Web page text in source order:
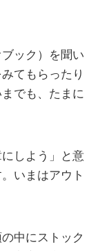
ック）を聞い
てもらったり
でも、たまに
しよう」と意
いまはアウト
中にストック